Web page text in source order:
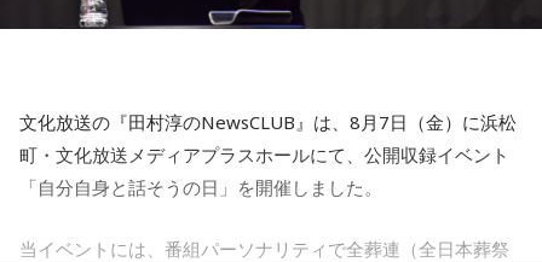
■監修者プロフィール：莉瑠（リル）
クスを持つ方に寄り添いたいと本格的に占いの世界に進出。
SATORI電話占い月間ランキング連続1位。占いコンテンツ
『莉瑠と龍神様の絶対神託』リリース。
Webサイト：https://selene-uranai.com/
コーナー後には、来場者から田村への質疑応答も実施。最後
には、田村がイベントを振り返り、「リスナーの皆さんのエ
ンディング曲の話とかを聞いているだけでも、僕はポジティ
ど、100％皆さんに必ず来るお別れなので、そのお別れとど
文化放送の『田村淳のNewsCLUB』は、8月7日（金）に浜松
町・文化放送メディアプラスホールにて、公開収録イベント
「自分自身と話そうの日」を開催しました。
当イベントには、番組パーソナリティで全葬連（全日本葬祭